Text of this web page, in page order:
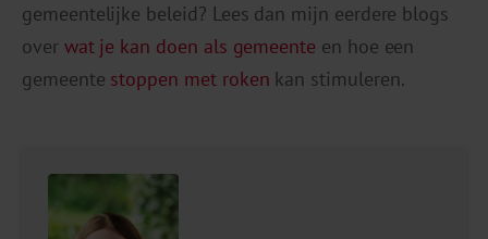
gemeentelijke beleid? Lees dan mijn eerdere blogs
over wat je kan doen als gemeente en hoe een
gemeente stoppen met roken kan stimuleren.